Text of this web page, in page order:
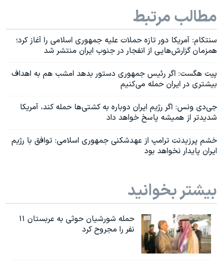
مطالب مرتبط
سنتکام: آمریکا دور تازه حملات علیه جمهوری اسلامی را آغاز کرد؛
همزمان گزارش‌هایی از انفجار در جنوب ایران منتشر شد
پیت هگست: اگر رئیس جمهوری دستور بدهد امشب هم به اهداف
بیشتری در ایران حمله می‌کنیم
جی‌دی ونس: اگر رژیم ایران دوباره به کشتی‌ها حمله کند، آمریکا
شدیدتر از همیشه پاسخ خواهد داد
خشم پرزیدنت ترامپ از عهدشکنی جمهوری اسلامی: توافق با رژیم
ایران پایدار نخواهد بود
بیشتر بخوانید
حمله شورشیان حوثی به عربستان ۱۱
نفر را مجروح کرد